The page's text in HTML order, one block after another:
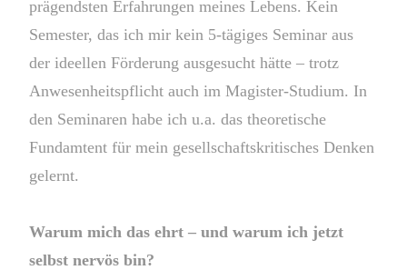
prägendsten Erfahrungen meines Lebens. Kein
Semester, das ich mir kein 5-tägiges Seminar aus
der ideellen Förderung ausgesucht hätte – trotz
Anwesenheitspflicht auch im Magister-Studium. In
den Seminaren habe ich u.a. das theoretische
Fundamtent für mein gesellschaftskritisches Denken
gelernt.
Warum mich das ehrt – und warum ich jetzt
selbst nervös bin?